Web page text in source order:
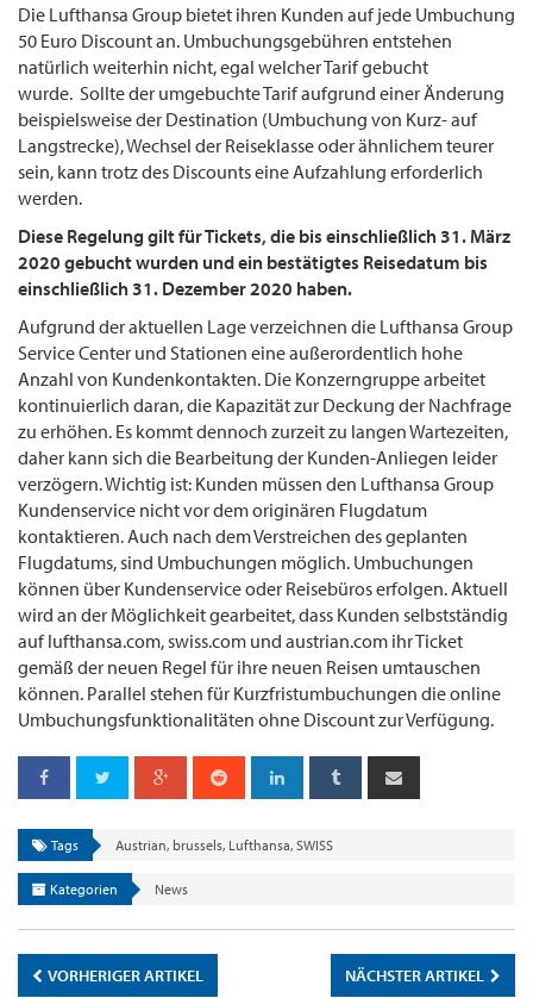
Die Lufthansa Group bietet ihren Kunden auf jede Umbuchung
50 Euro Discount an. Umbuchungsgebühren entstehen
natürlich weiterhin nicht, egal welcher Tarif gebucht
wurde. Sollte der umgebuchte Tarif aufgrund einer Änderung
beispielsweise der Destination (Umbuchung von Kurz- auf
Langstrecke), Wechsel der Reiseklasse oder ähnlichem teurer
sein, kann trotz des Discounts eine Aufzahlung erforderlich
werden.
Diese Regelung gilt für Tickets, die bis einschließlich 31. März
2020 gebucht wurden und ein bestätigtes Reisedatum bis
einschließlich 31. Dezember 2020 haben.
Aufgrund der aktuellen Lage verzeichnen die Lufthansa Group
Service Center und Stationen eine außerordentlich hohe
Anzahl von Kundenkontakten. Die Konzerngruppe arbeitet
kontinuierlich daran, die Kapazität zur Deckung der Nachfrage
zu erhöhen. Es kommt dennoch zurzeit zu langen Wartezeiten,
daher kann sich die Bearbeitung der Kunden-Anliegen leider
verzögern. Wichtig ist: Kunden müssen den Lufthansa Group
Kundenservice nicht vor dem originären Flugdatum
kontaktieren. Auch nach dem Verstreichen des geplanten
Flugdatums, sind Umbuchungen möglich. Umbuchungen
können über Kundenservice oder Reisebüros erfolgen. Aktuell
wird an der Möglichkeit gearbeitet, dass Kunden selbstständig
auf lufthansa.com, swiss.com und austrian.com ihr Ticket
gemäß der neuen Regel für ihre neuen Reisen umtauschen
können. Parallel stehen für Kurzfristumbuchungen die online
Umbuchungsfunktionalitäten ohne Discount zur Verfügung.
Tags Austrian, brussels, Lufthansa, SWISS
Kategorien News
VORHERIGER ARTIKEL NÄCHSTER ARTIKEL